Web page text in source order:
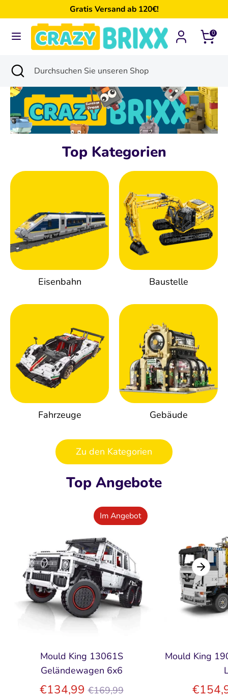
zum
Inhalt
Gratis Versand ab 120€!
0
SuchenDurchsuchen
unseren
Shop
SuchenDurchsuchen
unseren
Shop
Suche
schließen
Top Kategorien
Eisenbahn Baustelle
Fahrzeuge Gebäude
Zu den Kategorien
Top Angebote
Mould King 13061S
Geländewagen 6x6
€134,99 Normaler
€169,99
Im Angebot
Mould King